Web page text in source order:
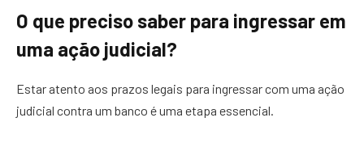
O que preciso saber para ingressar em
uma ação judicial?
Estar atento aos prazos legais para ingressar com uma ação
judicial contra um banco é uma etapa essencial.